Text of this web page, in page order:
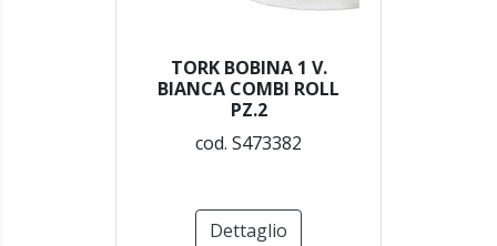
TORK BOBINA 1 V.
BIANCA COMBI ROLL
PZ.2
cod. S473382
Dettaglio